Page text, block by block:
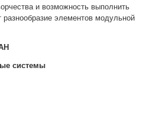
и возможность выполнить
элементов модульной
системы